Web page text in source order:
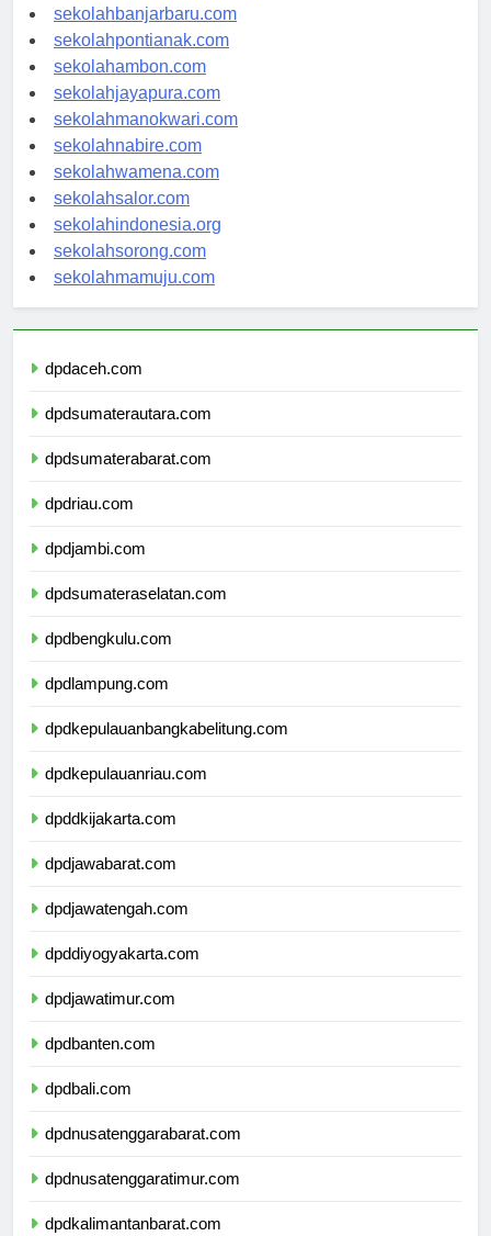
sekolahpalangkaraya.com
sekolahbanjarbaru.com
sekolahpontianak.com
sekolahambon.com
sekolahjayapura.com
sekolahmanokwari.com
sekolahnabire.com
sekolahwamena.com
sekolahsalor.com
sekolahindonesia.org
sekolahsorong.com